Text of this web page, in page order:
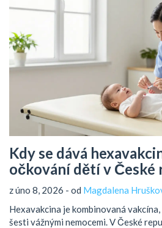
Kdy se dává
očkování dětí v České
z úno 8, 2026 - od Magdalena
Hexavakcina je kombinovaná
šesti vážnými nemocemi. V České